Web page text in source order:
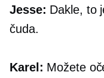
Jesse: Dakle, to
čuda.
Karel: Možete